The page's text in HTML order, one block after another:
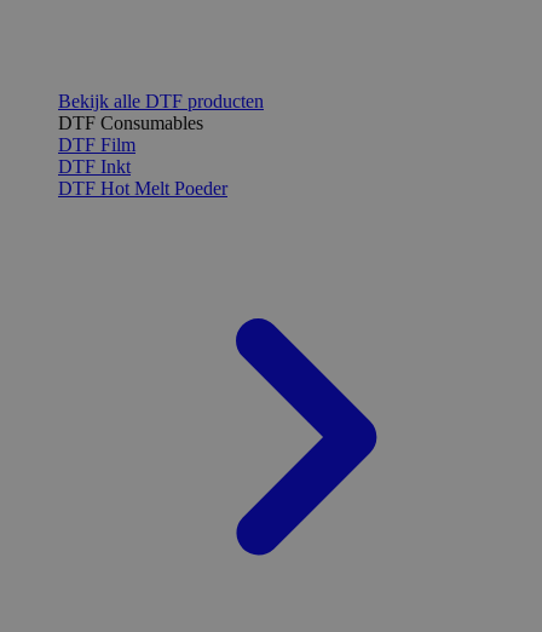
Bekijk alle DTF producten
DTF Consumables
DTF Film
DTF Inkt
DTF Hot Melt Poeder